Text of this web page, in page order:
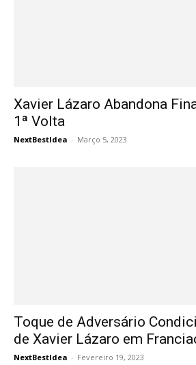
Xavier Lázaro Abandona
1ª Volta
NextBestIdea - Março 5, 2023
Toque de Adversário
de Xavier Lázaro em
NextBestIdea - Fevereiro 19, 2023